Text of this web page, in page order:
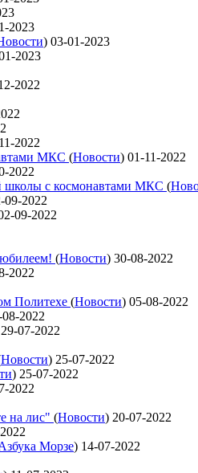
2023
) 03-01-2023
2023
2022
2022
МКС (Новости) 01-11-2022
2022
школы с космонавтами МКС (
09-2022
09-2022
(Новости) 30-08-2022
2022
Политехе (Новости) 05-08-2022
2022
29-07-2022
Новости) 25-07-2022
) 25-07-2022
2022
на лис" (Новости) 20-07-2022
Морзе) 14-07-2022